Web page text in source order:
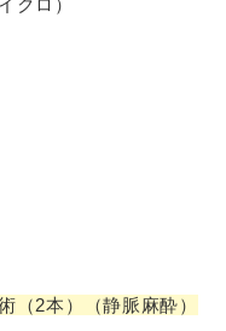
クロ）
（2本）（静脈麻酔）